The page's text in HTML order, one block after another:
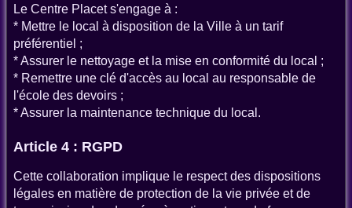
Le Centre Placet s'engage à :
* Mettre le local à disposition de la Ville à un tarif
préférentiel ;
* Assurer le nettoyage et la mise en conformité du local ;
* Remettre une clé d'accès au local au responsable de
l'école des devoirs ;
* Assurer la maintenance technique du local.
Article 4 : RGPD
Cette collaboration implique le respect des dispositions
légales en matière de protection de la vie privée et de